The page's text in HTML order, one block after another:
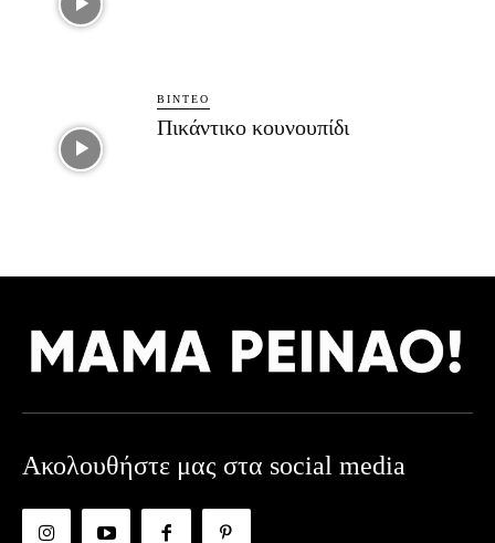
ΒΊΝΤΕΟ
Πικάντικο κουνουπίδι
Ακολουθήστε μας στα social media